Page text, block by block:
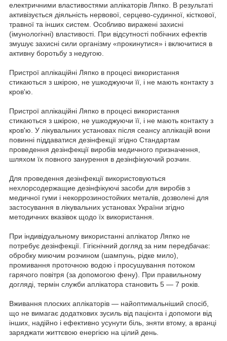
електричними властивостями аплікаторів Ляпко. В результаті
активізується діяльність нервової, серцево-судинної, кісткової,
травної та інших систем. Особливо виражені захисні
(імунологічні) властивості. При відсутності побічних ефектів
змушує захисні сили організму «прокинутися» і включитися в
активну боротьбу з недугою.
Пристрої аплікаційні Ляпко в процесі використання
стикаються з шкірою, не ушкоджуючи її, і не мають контакту з
кров'ю.
Пристрої аплікаційні Ляпко в процесі використання
стикаються з шкірою, не ушкоджуючи її, і не мають контакту з
кров'ю. У лікувальних установах після сеансу аплікацій вони
повинні піддаватися дезінфекції згідно Стандартам
проведення дезінфекції виробів медичного призначення,
шляхом їх повного занурення в дезінфікуючий розчин.
Для проведення дезінфекції використовуються
нехлорсодержащие дезінфікуючі засоби для виробів з
медичної гуми і некоррозиностойких металів, дозволені для
застосування в лікувальних установах України згідно
методичних вказівок щодо їх використання.
При індивідуальному використанні аплікатор Ляпко не
потребує дезінфекції. Гігієнічний догляд за ним передбачає:
обробку миючим розчином (шампунь, рідке мило),
промивання проточною водою і просушування потоком
гарячого повітря (за допомогою фену). При правильному
догляді, термін служби аплікатора становить 5 — 7 років.
Вживання плоских аплікаторів — найоптимальніший спосіб,
що не вимагає додаткових зусиль від пацієнта і допомоги від
інших, надійно і ефективно усунути біль, зняти втому, а вранці
заряджати життєвою енергією на цілий день.